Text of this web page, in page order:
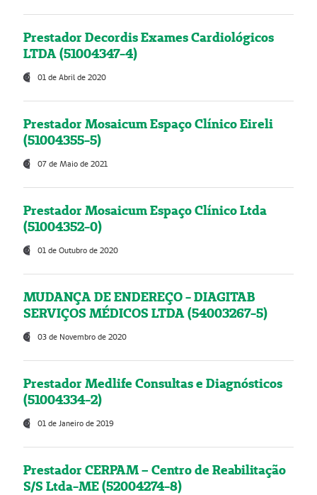
Prestador Decordis Exames Cardiológicos
LTDA (51004347-4)
01 de Abril de 2020
Prestador Mosaicum Espaço Clínico Eireli
(51004355-5)
07 de Maio de 2021
Prestador Mosaicum Espaço Clínico Ltda
(51004352-0)
01 de Outubro de 2020
MUDANÇA DE ENDEREÇO - DIAGITAB
SERVIÇOS MÉDICOS LTDA (54003267-5)
03 de Novembro de 2020
Prestador Medlife Consultas e Diagnósticos
(51004334-2)
01 de Janeiro de 2019
Prestador CERPAM – Centro de Reabilitação
S/S Ltda-ME (52004274-8)